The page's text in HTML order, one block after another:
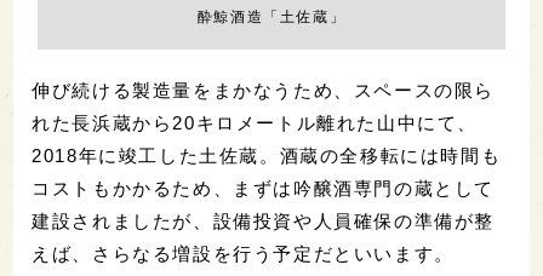
酔鯨酒造「土佐蔵」
伸び続ける製造量をまかなうため、スペースの限ら
れた長浜蔵から20キロメートル離れた山中にて、
2018年に竣工した土佐蔵。酒蔵の全移転には時間も
コストもかかるため、まずは吟醸酒専門の蔵として
建設されましたが、設備投資や人員確保の準備が整
えば、さらなる増設を行う予定だといいます。